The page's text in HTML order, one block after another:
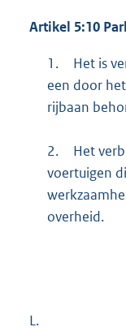
Artikel 5:10
1.
Het is
een door
rijbaan
2.
Het
voertuigen
overheid.
L.